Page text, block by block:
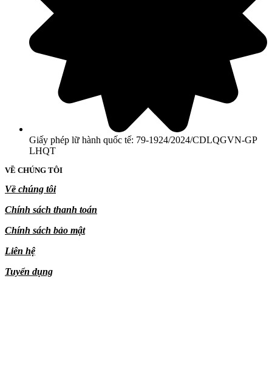
Giấy phép lữ hành quốc tế: 79-1924/2024/CDLQGVN-GP
LHQT
VỀ CHÚNG TÔI
Về chúng tôi
Chính sách thanh toán
Chính sách bảo mật
Liên hệ
Tuyển dụng